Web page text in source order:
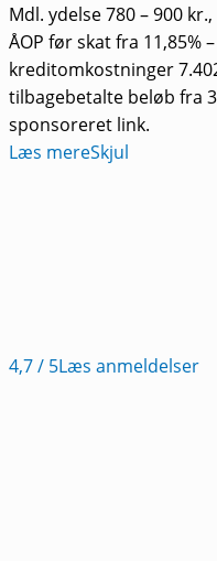
Mdl. ydelse 780 – 900
ÅOP før skat fra 11,85%
kreditomkostninger
tilbagebetalte beløb fra
sponsoreret link.
Læs mereSkjul
4,7/ 5Læs anmeldelser